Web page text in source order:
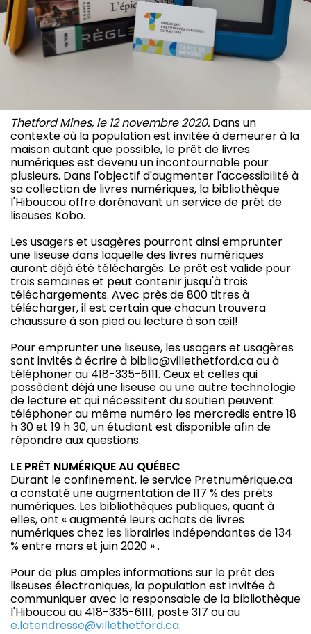
Thetford Mines, le 12 novembre 2020. Dans un
contexte où la population est invitée à demeurer à la
maison autant que possible, le prêt de livres
numériques est devenu un incontournable pour
plusieurs. Dans l'objectif d'augmenter l'accessibilité à
sa collection de livres numériques, la bibliothèque
l'Hiboucou offre dorénavant un service de prêt de
liseuses Kobo.
Les usagers et usagères pourront ainsi emprunter
une liseuse dans laquelle des livres numériques
auront déjà été téléchargés. Le prêt est valide pour
trois semaines et peut contenir jusqu'à trois
téléchargements. Avec près de 800 titres à
télécharger, il est certain que chacun trouvera
chaussure à son pied ou lecture à son œil!
Pour emprunter une liseuse, les usagers et usagères
sont invités à écrire à biblio@villethetford.ca ou à
téléphoner au 418-335-6111. Ceux et celles qui
possèdent déjà une liseuse ou une autre technologie
de lecture et qui nécessitent du soutien peuvent
téléphoner au même numéro les mercredis entre 18
h 30 et 19 h 30, un étudiant est disponible afin de
répondre aux questions.
LE PRÊT NUMÉRIQUE AU QUÉBEC
Durant le confinement, le service Pretnumérique.ca
a constaté une augmentation de 117 % des prêts
numériques. Les bibliothèques publiques, quant à
elles, ont « augmenté leurs achats de livres
numériques chez les librairies indépendantes de 134
% entre mars et juin 2020 » .
Pour de plus amples informations sur le prêt des
liseuses électroniques, la population est invitée à
communiquer avec la responsable de la bibliothèque
l'Hiboucou au 418-335-6111, poste 317 ou au
e.latendresse@villethetford.ca.